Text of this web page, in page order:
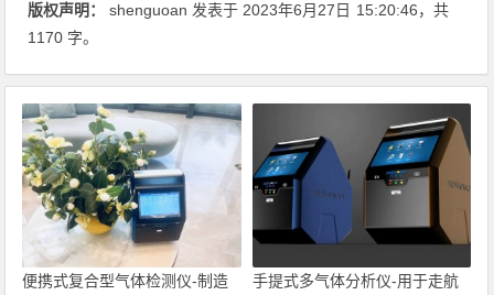
版权声明： shenguoan 发表于 2023年6月27日 15:20:46，共
1170 字。
便携式复合型气体检测仪-制造
手提式多气体分析仪-用于走航